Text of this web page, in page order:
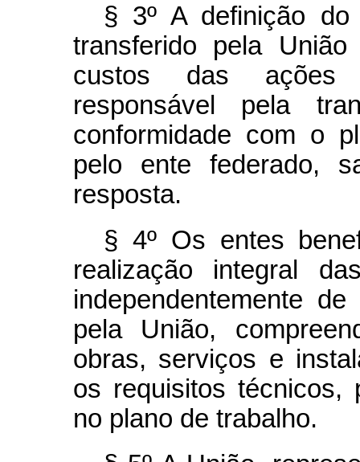
§ 3º A definição
transferido pela
custos das ações
responsável pela
conformidade com o
pelo ente federado,
resposta.
§ 4º Os entes
realização integral
independentemente
pela União,
obras, serviços e
os requisitos técnicos,
no plano de trabalho.